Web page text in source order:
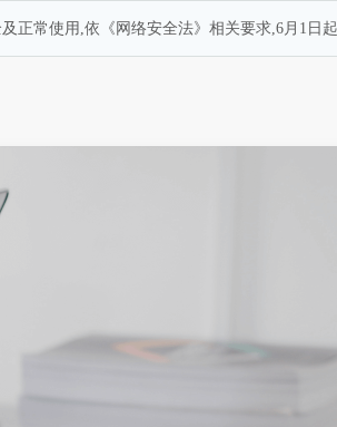
正常使用,依《网络安全法》相关要求,6月1日